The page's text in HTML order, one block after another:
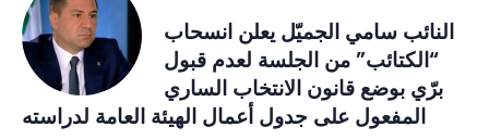
النائب سامي الجميّل يعلن انسحاب
“الكتائب” من الجلسة لعدم قبول
برّي بوضع قانون الانتخاب الساري
المفعول على جدول أعمال الهيئة العامة لدراسته